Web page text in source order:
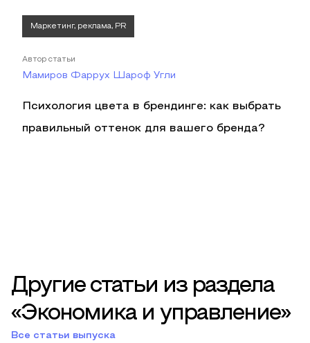
Маркетинг, реклама, PR
Автор статьи
Мамиров Фаррух Шароф Угли
Психология цвета в брендинге: как выбрать
правильный оттенок для вашего бренда?
Другие статьи из раздела
«Экономика и управление»
Все статьи выпуска